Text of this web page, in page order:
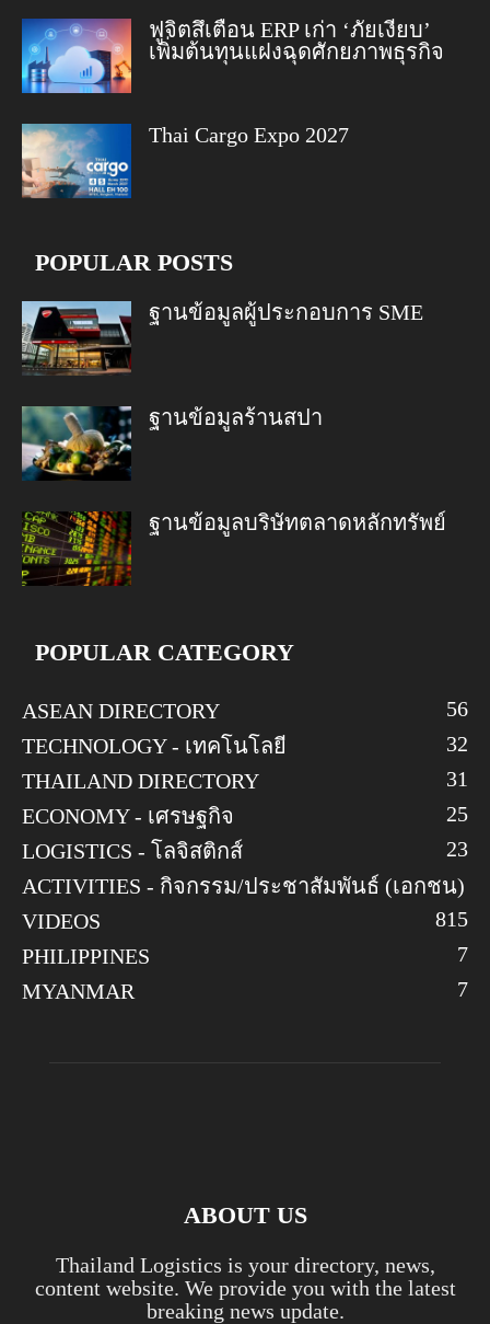
ฟูจิตสึเตือน ERP เก่า ‘ภัยเงียบ’
เพิ่มต้นทุนแฝงฉุดศักยภาพธุรกิจ
Thai Cargo Expo 2027
POPULAR POSTS
ฐานข้อมูลผู้ประกอบการ SME
ฐานข้อมูลร้านสปา
ฐานข้อมูลบริษัทตลาดหลักทรัพย์
POPULAR CATEGORY
ASEAN DIRECTORY
56
TECHNOLOGY - เทคโนโลยี
32
THAILAND DIRECTORY
31
ECONOMY - เศรษฐกิจ
25
LOGISTICS - โลจิสติกส์
23
ACTIVITIES - กิจกรรม/ประชาสัมพันธ์ (เอกชน)
15
VIDEOS
8
PHILIPPINES
7
MYANMAR
7
ABOUT US
Thailand Logistics is your directory, news,
content website. We provide you with the latest
breaking news update.